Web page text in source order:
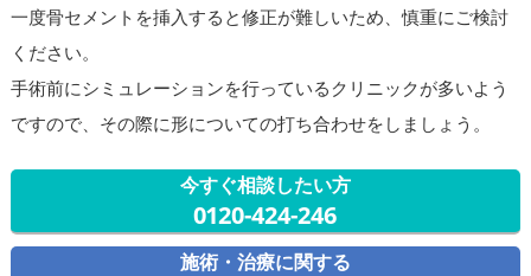
一度骨セメントを挿入すると修正が難しいため、慎重にご検討
ください。
手術前にシミュレーションを行っているクリニックが多いよう
ですので、その際に形についての打ち合わせをしましょう。
今すぐ相談したい方
0120-424-246
施術・治療に関する